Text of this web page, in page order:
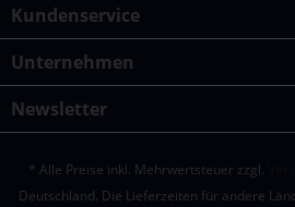
Kundenservice
Unternehmen
Newsletter
* Alle Preise inkl. Mehrwertsteuer zzgl.
Deutschland. Die Lieferzeiten für andere